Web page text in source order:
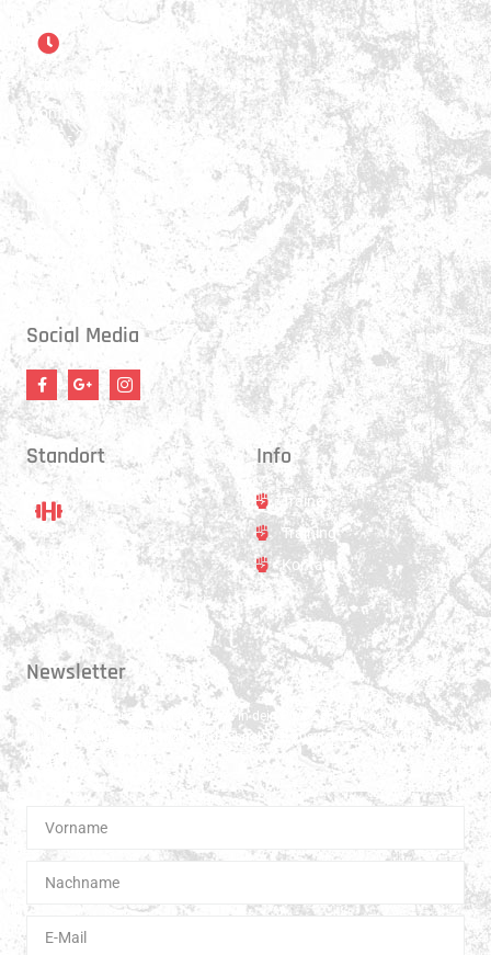
Öffnungszeiten
Montag:
17:15 - 21:00 Uhr
Mittwoch:
17:30 - 21:00 Uhr
Donnerstag:
17:15 - 18:45 Uhr
17:30 - 21:00 Uhr
Social Media
Standort
Standort
Hauptstrasse 31
3250 Lyss
Info
Trainer
Training
Kontakt
Newsletter
Erhalte 1x pro Quartal unsere News in dein Postfach. Darüber hinaus
teilen wir gerne Spannendes und Lehrreiches aus der Welt des Muay Thai
Boxen.